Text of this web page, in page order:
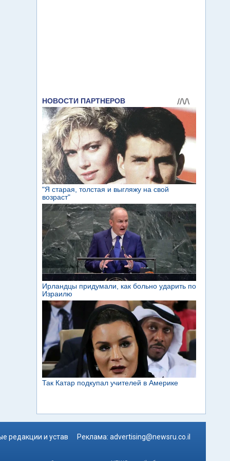
редакции и устав Реклама: advertising@newsru.co.il